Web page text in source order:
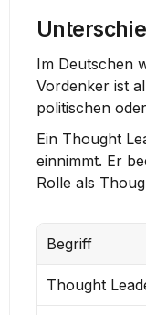
Im Deutschen
Vordenker ist
politischen
Ein Thought
einnimmt. Er
Rolle als
Begriff
Thought